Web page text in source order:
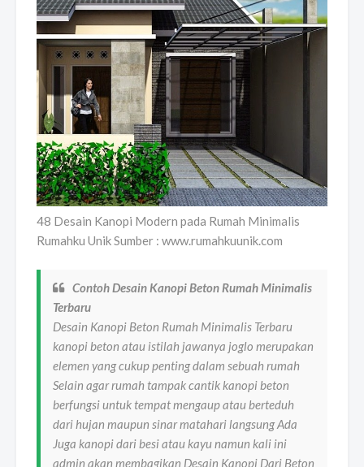
48 Desain Kanopi Modern pada Rumah Minimalis
Rumahku Unik Sumber : www.rumahkuunik.com
Contoh Desain Kanopi Beton Rumah Minimalis
Terbaru
Desain Kanopi Beton Rumah Minimalis Terbaru
kanopi beton atau istilah jawanya joglo merupakan
elemen yang cukup penting dalam sebuah rumah
Selain agar rumah tampak cantik kanopi beton
berfungsi untuk tempat mengaup atau berteduh
dari hujan maupun sinar matahari langsung Ada
Juga kanopi dari besi atau kayu namun kali ini
admin akan membagikan Desain Kanopi Dari Beton